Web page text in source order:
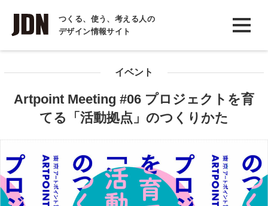
つくる、使う、考える人の
デザイン情報サイト
INTERVIEW
インタビュー
COLUMN
イベント
Artpoint Meeting #06 プロジェクトを育
てる「活動拠点」のつくりかた